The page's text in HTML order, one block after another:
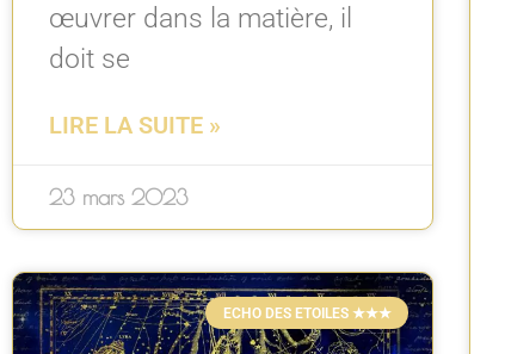
œuvrer dans la matière, il
doit se
LIRE LA SUITE »
23 mars 2023
ECHO DES ETOILES ★★★